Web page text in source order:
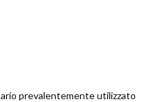
prevalentemente utilizzato